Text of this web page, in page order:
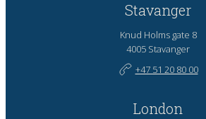
Stavanger
Knud Holms gate 8
4005 Stavanger
+47 51 20 80 00
London